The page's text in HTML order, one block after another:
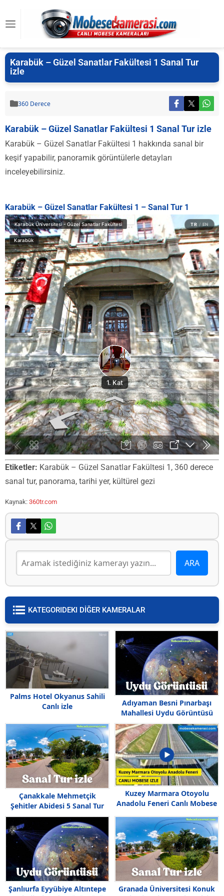
Karabük – Güzel Sanatlar Fakültesi 1 Sanal Tur
izle
360 Derece
Karabük – Güzel Sanatlar Fakültesi 1 Sanal Tur izle
Karabük – Güzel Sanatlar Fakültesi 1 hakkında sanal bir
keşif yapabilir, panoramik görüntülerle detayları
inceleyebilirsiniz.
Karabük – Güzel Sanatlar Fakültesi 1 – Sanal Tur 1
Etiketler: Karabük – Güzel Sanatlar Fakültesi 1, 360 derece
sanal tur, panorama, tarihi yer, kültürel gezi
Kaynak: 360tr.com
KATEGORIDEKI DİĞER KAMERALAR
Palms Hotel Okyanus Sahili
Canlı izle
Adıyaman Besni Pınarbaşı
Mahallesi Uydu Görüntüsü
Haritası
Çanakkale Mehmetçik
Şehitler Abidesi 5 Sanal Tur
360 İzle
Kuzey Marmara Otoyolu
Anadolu Feneri Canlı Mobese
Şanlıurfa Eyyübiye Altıntepe
Granada Üniversitesi Konuk